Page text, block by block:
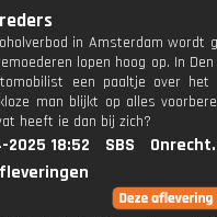
in Amsterdam wordt
lopen hoog op. In
een paaltje over het
man blijkt op alles
heeft ie dan bij zich?
2025 18:52 SBS